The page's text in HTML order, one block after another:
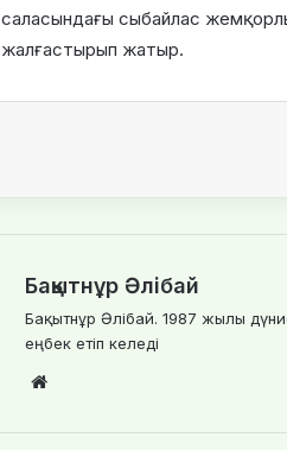
саласындағы сыбайлас
жалғастырып жатыр.
Бақытнұр Әлібай
Бақытнұр Әлібай. 1987 жылы
еңбек етіп келеді